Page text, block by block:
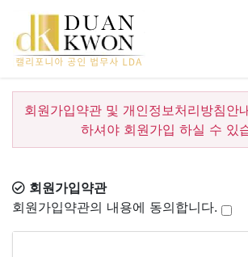
회원가입약관 및 개인정보처리방침안
하셔야 회원가입 하실 수 있
회원가입약관
회원가입약관의 내용에 동의합니다.